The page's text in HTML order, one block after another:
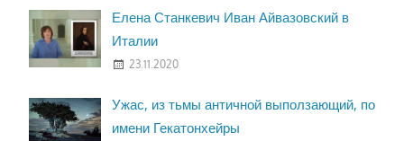
Елена Станкевич Иван Айвазовский в
Италии
23.11.2020
Ужас, из тьмы античной выползающий, по
имени Гекатонхейры